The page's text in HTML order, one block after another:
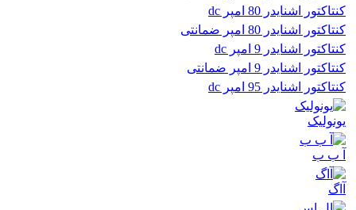
کنتاکتور اشنایدر 80 امپر dc
کنتاکتور اشنایدر 80 امپر ضمانتی
کنتاکتور اشنایدر 9 امپر dc
کنتاکتور اشنایدر 9 امپر ضمانتی
کنتاکتور اشنایدر 95 امپر dc
یونولیک
آ ب ب
آاگ